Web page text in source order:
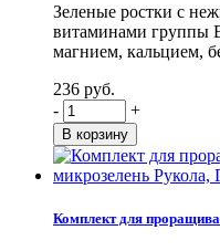
Зеленые ростки с
витаминами группы
магнием, кальцием,
236 руб.
-
+
Комплект для